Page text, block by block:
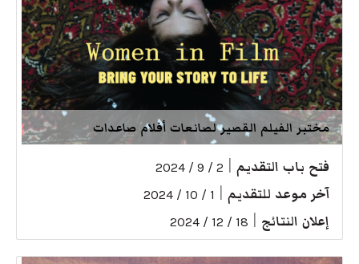
مختبر الفيلم القصير لصانعات أفلام صاعدات
فتح باب التقديم 2 / 9 / 2024
آخر موعد للتقديم 1 / 10 / 2024
إعلان النتائج 18 / 12 / 2024